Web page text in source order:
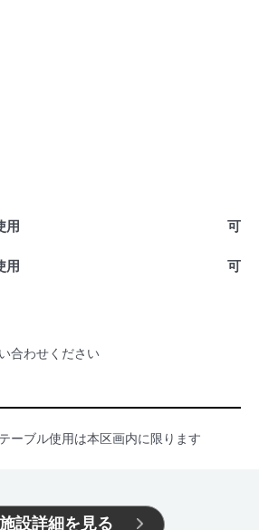
用 可
用 可
合わせください
ーブル使用は本区画内に限ります
施設詳細を見る